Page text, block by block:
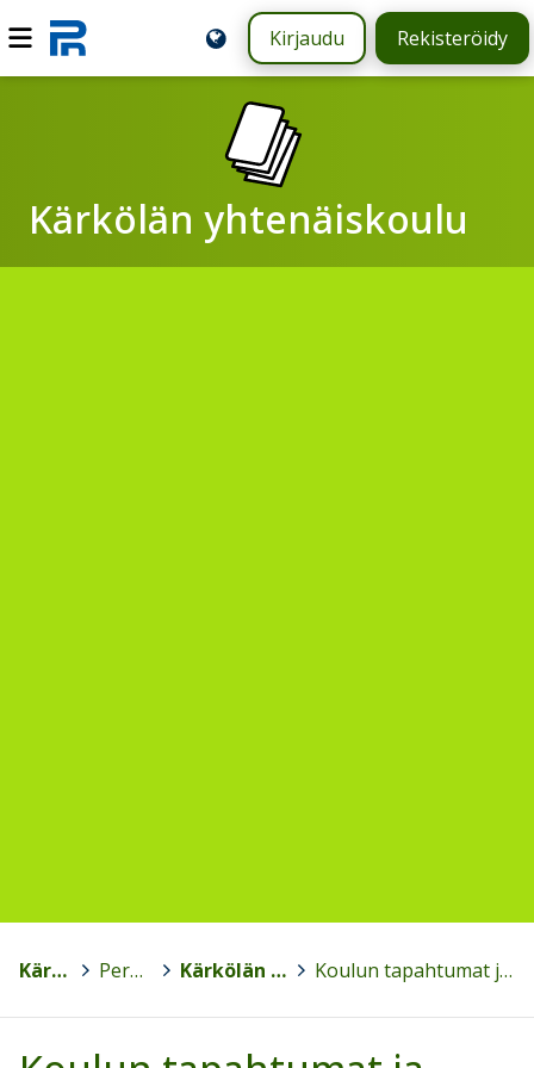
Kirjaudu Rekisteröidy
Kärkölän yhtenäiskoulu
Kärkölä Perusopetus > Kärkölän yhtenäiskoulu Koulun tapahtumat ja tilaisuudet